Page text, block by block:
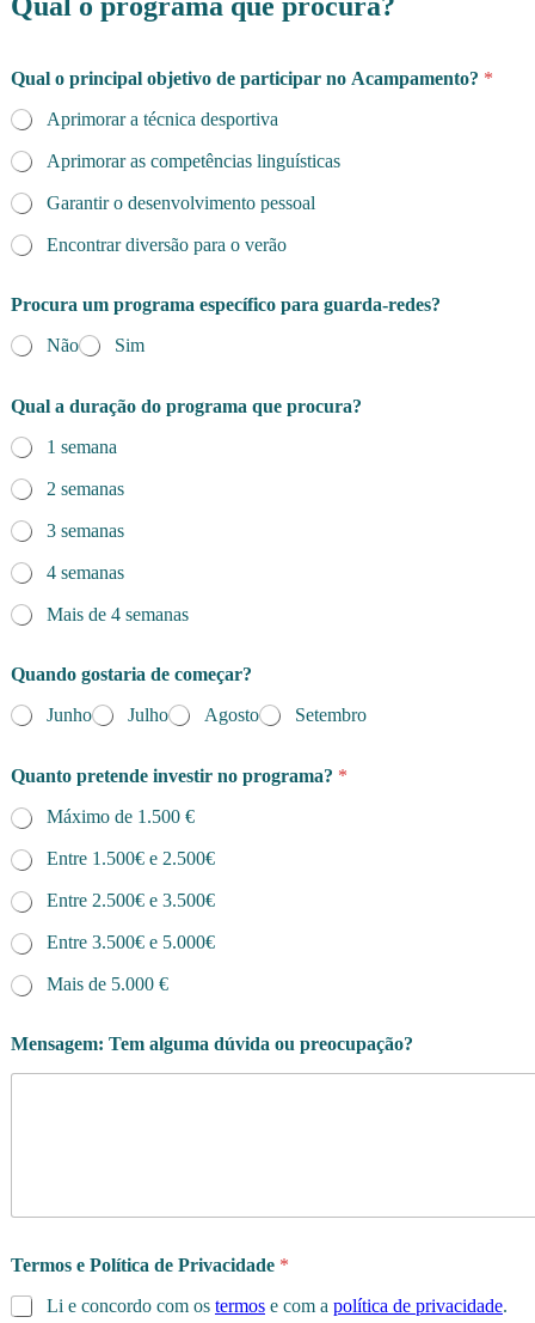
Qual o principal objetivo de participar no Acampamento? *
Aprimorar a técnica desportiva
Aprimorar as competências linguísticas
Garantir o desenvolvimento pessoal
Encontrar diversão para o verão
Procura um programa específico para guarda-redes?
Não
Sim
Qual a duração do programa que procura?
1 semana
2 semanas
3 semanas
4 semanas
Mais de 4 semanas
Quando gostaria de começar?
Junho
Julho Agosto Setembro
Quanto pretende investir no programa? *
Máximo de 1.500 €
Entre 1.500€ e 2.500€
Entre 2.500€ e 3.500€
Entre 3.500€ e 5.000€
Mais de 5.000 €
Mensagem: Tem alguma dúvida ou preocupação?
Termos e Política de Privacidade *
Li e concordo com os termos e com a política de privacidade.